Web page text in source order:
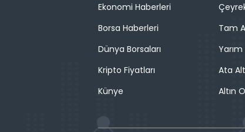
Ekonomi Haberleri
Borsa Haberleri
Dünya Borsaları
Kripto Fiyatları
Künye
Tam
Yarım
Ata
Altın